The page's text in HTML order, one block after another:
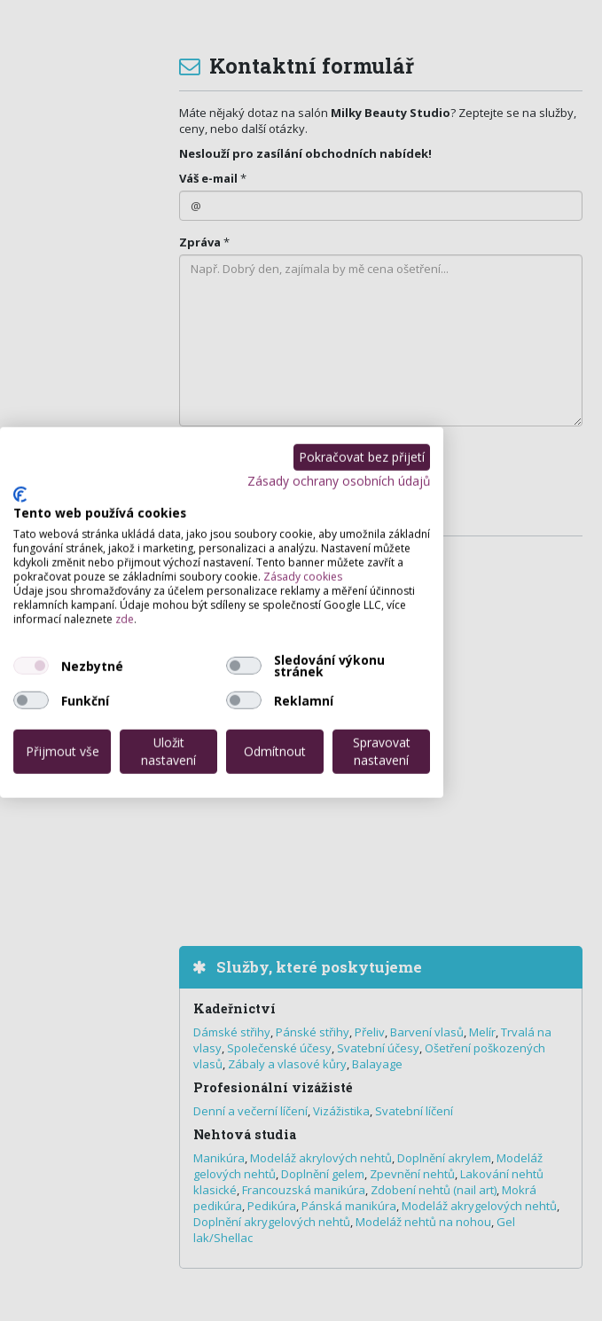
Kontaktní formulář
Máte nějaký dotaz na salón Milky Beauty Studio? Zeptejte se na služby,
ceny, nebo další otázky.
Neslouží pro zasílání obchodních nabídek!
Váš e-mail *
Zpráva *
Все beauty-услуги в одном месте
Služby, které poskytujeme
Kadeřnictví
Dámské střihy,Pánské střihy,Přeliv,Barvení vlasů,Melír,Trvalá na
vlasy, Společenské účesy, Svatební účesy, Ošetření poškozených
vlasů, Zábaly a vlasové kůry,Balayage
Profesionální vizážisté
Denní a večerní líčení,Vizážistika, Svatební líčení
Nehtová studia
Manikúra,Modeláž akrylových nehtů,Doplnění akrylem,Modeláž
gelových nehtů,Doplnění gelem, Zpevnění nehtů,Lakování nehtů
klasické,Francouzská manikúra, Zdobení nehtů (nail art),Mokrá
pedikúra,Pedikúra,Pánská manikúra,Modeláž akrygelových nehtů,
Doplnění akrygelových nehtů,Modeláž nehtů na nohou, Gel
lak/Shellac
Pokračovat bez přijetí
Zásady ochrany osobních údajů
Tento web používá cookies
Tato webová stránka ukládá data, jako jsou soubory cookie, aby umožnila základní
fungování stránek, jakož i marketing, personalizaci a analýzu. Nastavení můžete
kdykoli změnit nebo přijmout výchozí nastavení. Tento banner můžete zavřít a
pokračovat pouze se základními soubory cookie. Zásady cookies
Údaje jsou shromažďovány za účelem personalizace reklamy a měření účinnosti
reklamních kampaní. Údaje mohou být sdíleny se společností Google LLC, více
informací naleznete zde.
Nezbytné Sledování výkonu
stránek
Funkční
Reklamní
Přijmout vše
Uložit
nastavení
Odmítnout
Spravovat
nastavení